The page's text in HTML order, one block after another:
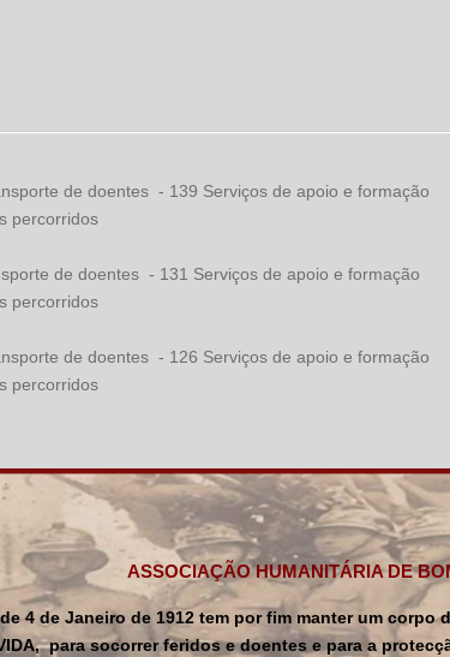
de doentes - 139 Serviços de apoio e formação
percorridos
de doentes - 131 Serviços de apoio e formação
percorridos
de doentes - 126 Serviços de apoio e formação
percorridos
ASSOCIAÇÃO HUMANITÁRIA DE
de Janeiro de 1912 tem por fim manter um corpo
para socorrer feridos e doentes e para a